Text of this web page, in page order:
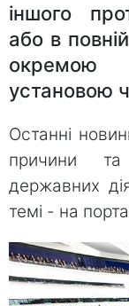
іншого
або в
окремою
установою
Останні
причини
державних
темі - на